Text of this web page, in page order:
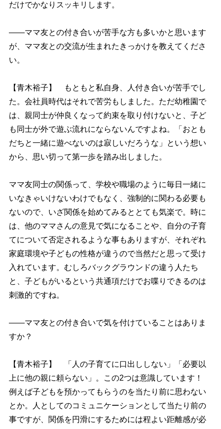
だけでかなりスッキリします。
――ママ友との付き合いが苦手な方も多いかと思います
が、ママ友との交流が生まれたきっかけを教えてくださ
い。
【青木裕子】 もともと私自身、人付き合いが苦手でし
た。会社員時代はそれで苦労もしました。ただ幼稚園で
は、親同士が仲良くなって約束を取り付けないと、子ど
も同士が外で遊ぶ流れにならないんですよね。「おとも
だちと一緒に遊べないのは寂しいだろうな」という想い
から、思い切って第一歩を踏み出しました。
ママ友同士の関係って、学校や職場のように毎日一緒に
いなきゃいけないわけでもなく、強制的に関わる必要も
ないので、いざ関係を始めてみるととても気楽で。時に
は、他のママさんの意見で気になることや、自分の子育
てについて否定されるような事もありますが、それぞれ
家庭環境や子どもの性格が違うので当然だと思って受け
入れています。むしろバックグラウンドの違う人たち
と、子どもがいるという共通項だけでお喋りできるのは
刺激的ですね。
――ママ友との付き合いで気を付けていることはありま
すか？
【青木裕子】 「人の子育てに口出ししない」「必要以
上に他の親に頼らない」。この2つは意識しています！
例えば子どもを預かってもらうのを当たり前に思わない
とか。人としてのコミュニケーションとして当たり前の
事ですが、関係を円滑にするためには程よい距離感が必